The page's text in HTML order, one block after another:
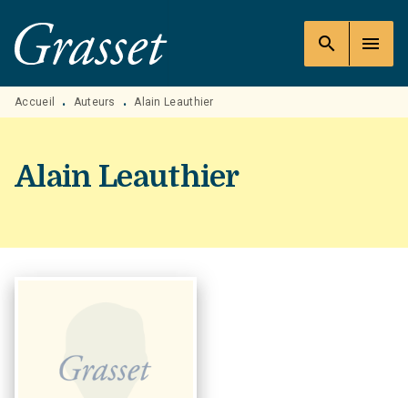
MENU RECHERCHE
PIED DE PAGE
search menu
Accueil • Auteurs • Alain Leauthier
Alain Leauthier